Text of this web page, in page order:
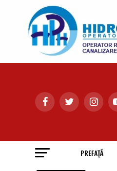
PREFAȚĂ